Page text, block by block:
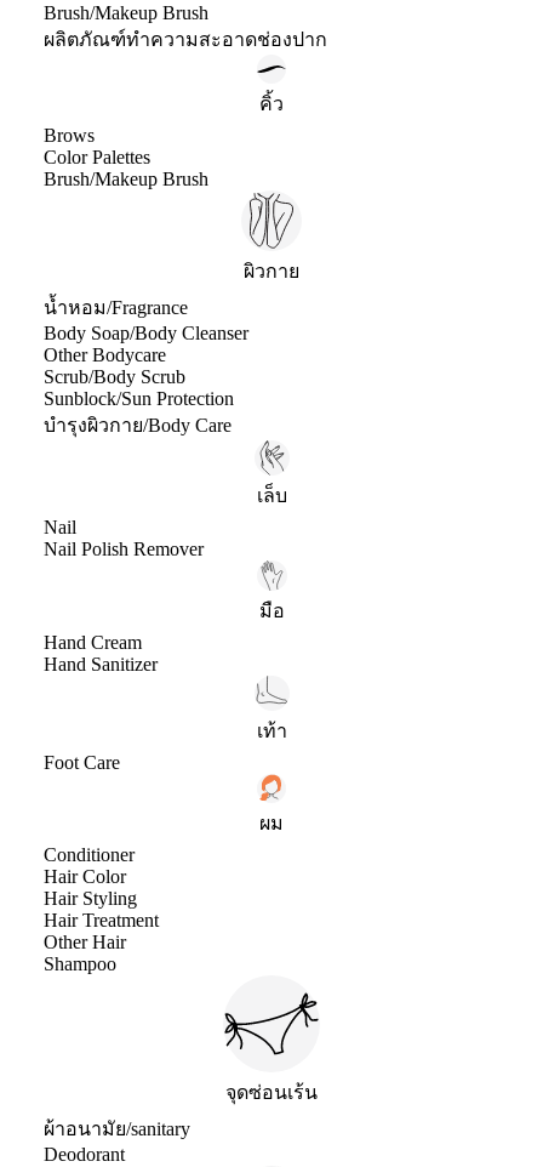
Brush/Makeup Brush
ผลิตภัณฑ์ทำความสะอาดช่องปาก
คิ้ว
Brows
Color Palettes
Brush/Makeup Brush
ผิวกาย
น้ำหอม/Fragrance
Body Soap/Body Cleanser
Other Bodycare
Scrub/Body Scrub
Sunblock/Sun Protection
บำรุงผิวกาย/Body Care
เล็บ
Nail
Nail Polish Remover
มือ
Hand Cream
Hand Sanitizer
เท้า
Foot Care
ผม
Conditioner
Hair Color
Hair Styling
Hair Treatment
Other Hair
Shampoo
จุดซ่อนเร้น
ผ้าอนามัย/sanitary
Deodorant